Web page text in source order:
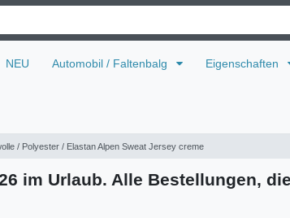
NEU Automobil / Faltenbalg Eigenschaften
/ Polyester / Elastan Alpen Sweat Jersey creme
im Urlaub. Alle Bestellungen,